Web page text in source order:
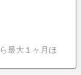
最大１ヶ月ほ